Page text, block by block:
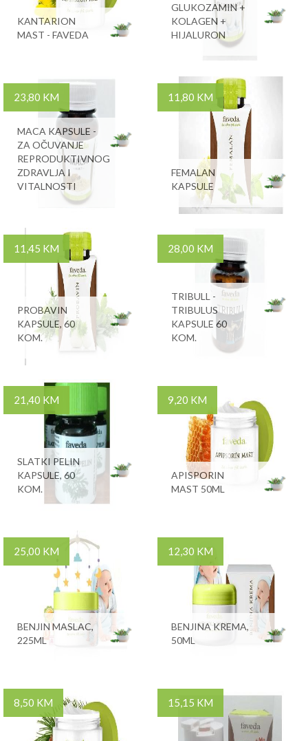
KANTARION
MAST - FAVEDA
GLUKOZAMIN +
KOLAGEN +
HIJALURON
23,80 KM
MACA KAPSULE -
ZA OČUVANJE
REPRODUKTIVNOG
ZDRAVLJA I
VITALNOSTI
11,80 KM
FEMALAN
KAPSULE
11,45 KM
PROBAVIN
KAPSULE, 60
KOM.
28,00 KM
TRIBULL -
TRIBULUS
KAPSULE 60
KOM.
21,40 KM
SLATKI PELIN
KAPSULE, 60
KOM.
9,20 KM
APISPORIN
MAST 50ML
25,00 KM
BENJIN MASLAC,
225ML
12,30 KM
BENJINA KREMA,
50ML
8,50 KM 15,15 KM